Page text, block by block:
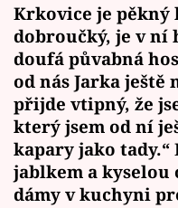
Krkovice je pěkný
dobroučký, je v ní
doufá půvabná
od nás Jarka ještě
přijde vtipný, že
který jsem od ní
kapary jako tady.“
jablkem a
dámy v kuchyni